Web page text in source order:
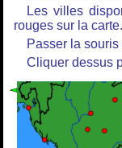
Les villes
rouges sur la carte.
Passer la
Cliquer dessus